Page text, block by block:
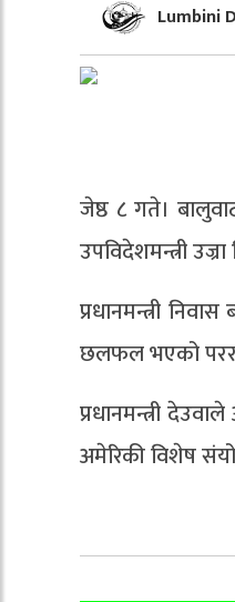
Lumbini
जेष्ठ ८ गते।
उपविदेशमन्त्री
प्रधानमन्त्री
छलफल भएको
प्रधानमन्त्री
अमेरिकी विशेष